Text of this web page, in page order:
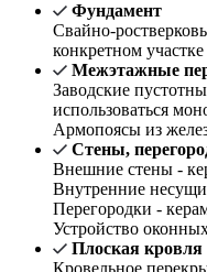
Фундамент
Свайно-
конкретном участке
Межэтажные
Заводские
использоваться
Армопоясы из
Стены,
Внешние стены -
Внутренние
Перегородки -
Устройство
Плоская кровля